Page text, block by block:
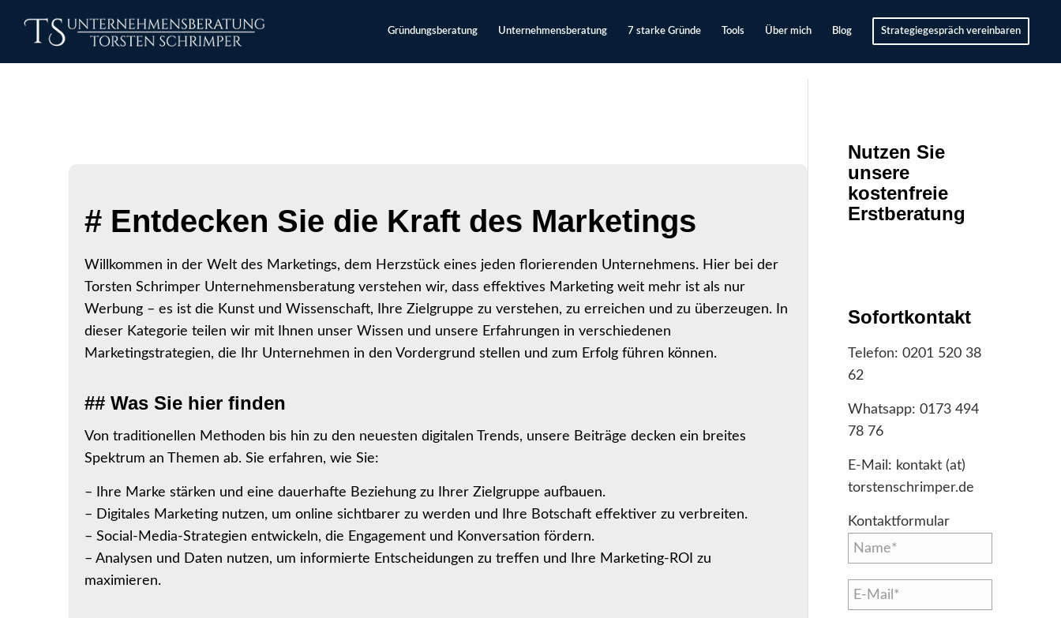
Gründungsberatung Unternehmensberatung 7 starke Gründe Tools Über mich Blog Strategiegespräch vereinbaren
# Entdecken Sie die Kraft des Marketings
Willkommen in der Welt des Marketings, dem Herzstück eines jeden florierenden Unternehmens. Hier bei der
Torsten Schrimper Unternehmensberatung verstehen wir, dass effektives Marketing weit mehr ist als nur
Werbung – es ist die Kunst und Wissenschaft, Ihre Zielgruppe zu verstehen, zu erreichen und zu überzeugen. In
dieser Kategorie teilen wir mit Ihnen unser Wissen und unsere Erfahrungen in verschiedenen
Marketingstrategien, die Ihr Unternehmen in den Vordergrund stellen und zum Erfolg führen können.
## Was Sie hier finden
Von traditionellen Methoden bis hin zu den neuesten digitalen Trends, unsere Beiträge decken ein breites
Spektrum an Themen ab. Sie erfahren, wie Sie:
– Ihre Marke stärken und eine dauerhafte Beziehung zu Ihrer Zielgruppe aufbauen.
– Digitales Marketing nutzen, um online sichtbarer zu werden und Ihre Botschaft effektiver zu verbreiten.
– Social-Media-Strategien entwickeln, die Engagement und Konversation fördern.
– Analysen und Daten nutzen, um informierte Entscheidungen zu treffen und Ihre Marketing-ROI zu
maximieren.
Nutzen Sie
unsere
kostenfreie
Erstberatung
Sofortkontakt
Telefon: 0201 520 38
62
Whatsapp: 0173 494
78 76
E-Mail: kontakt (at)
torstenschrimper.de
Kontaktformular